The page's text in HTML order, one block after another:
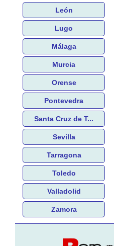
León
Lugo
Málaga
Murcia
Orense
Pontevedra
Santa Cruz de T...
Sevilla
Tarragona
Toledo
Valladolid
Zamora